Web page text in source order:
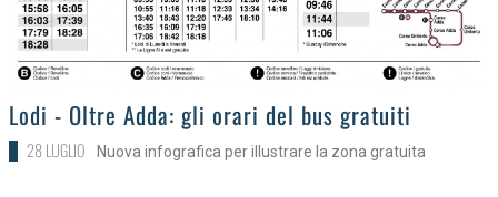
>Lodi - Oltre Adda: gli orari del bus gratuiti
28 LUGLIO Nuova infografica per illustrare la zona gratuita